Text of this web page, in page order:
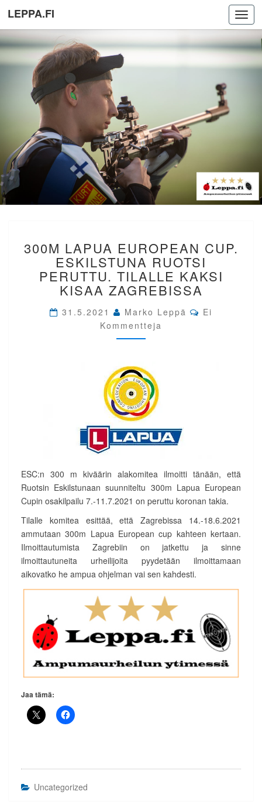
LEPPA.FI
LAPUA
EUROPEAN
CUP.
ESKILSTUNA
RUOTSI
TILALLE
KAKSI
KISAA
300M LAPUA EUROPEAN CUP.
ESKILSTUNA RUOTSI
PERUTTU. TILALLE KAKSI
KISAA ZAGREBISSA
31.5.2021 Marko Leppä Comments
Ei
Kommentteja
ESC:n 300 m kiväärin alakomitea ilmoitti tänään, että
Ruotsin Eskilstunaan suunniteltu 300m Lapua European
Cupin osakilpailu 7.-11.7.2021 on peruttu koronan takia.
Tilalle komitea esittää, että Zagrebissa 14.-18.6.2021
ammutaan 300m Lapua European cup kahteen kertaan.
Ilmoittautumista Zagrebiin on jatkettu ja sinne
ilmoittautuneita urheilijoita pyydetään ilmoittamaan
aikovatko he ampua ohjelman vai sen kahdesti.
Jaa tämä:
Uncategorized